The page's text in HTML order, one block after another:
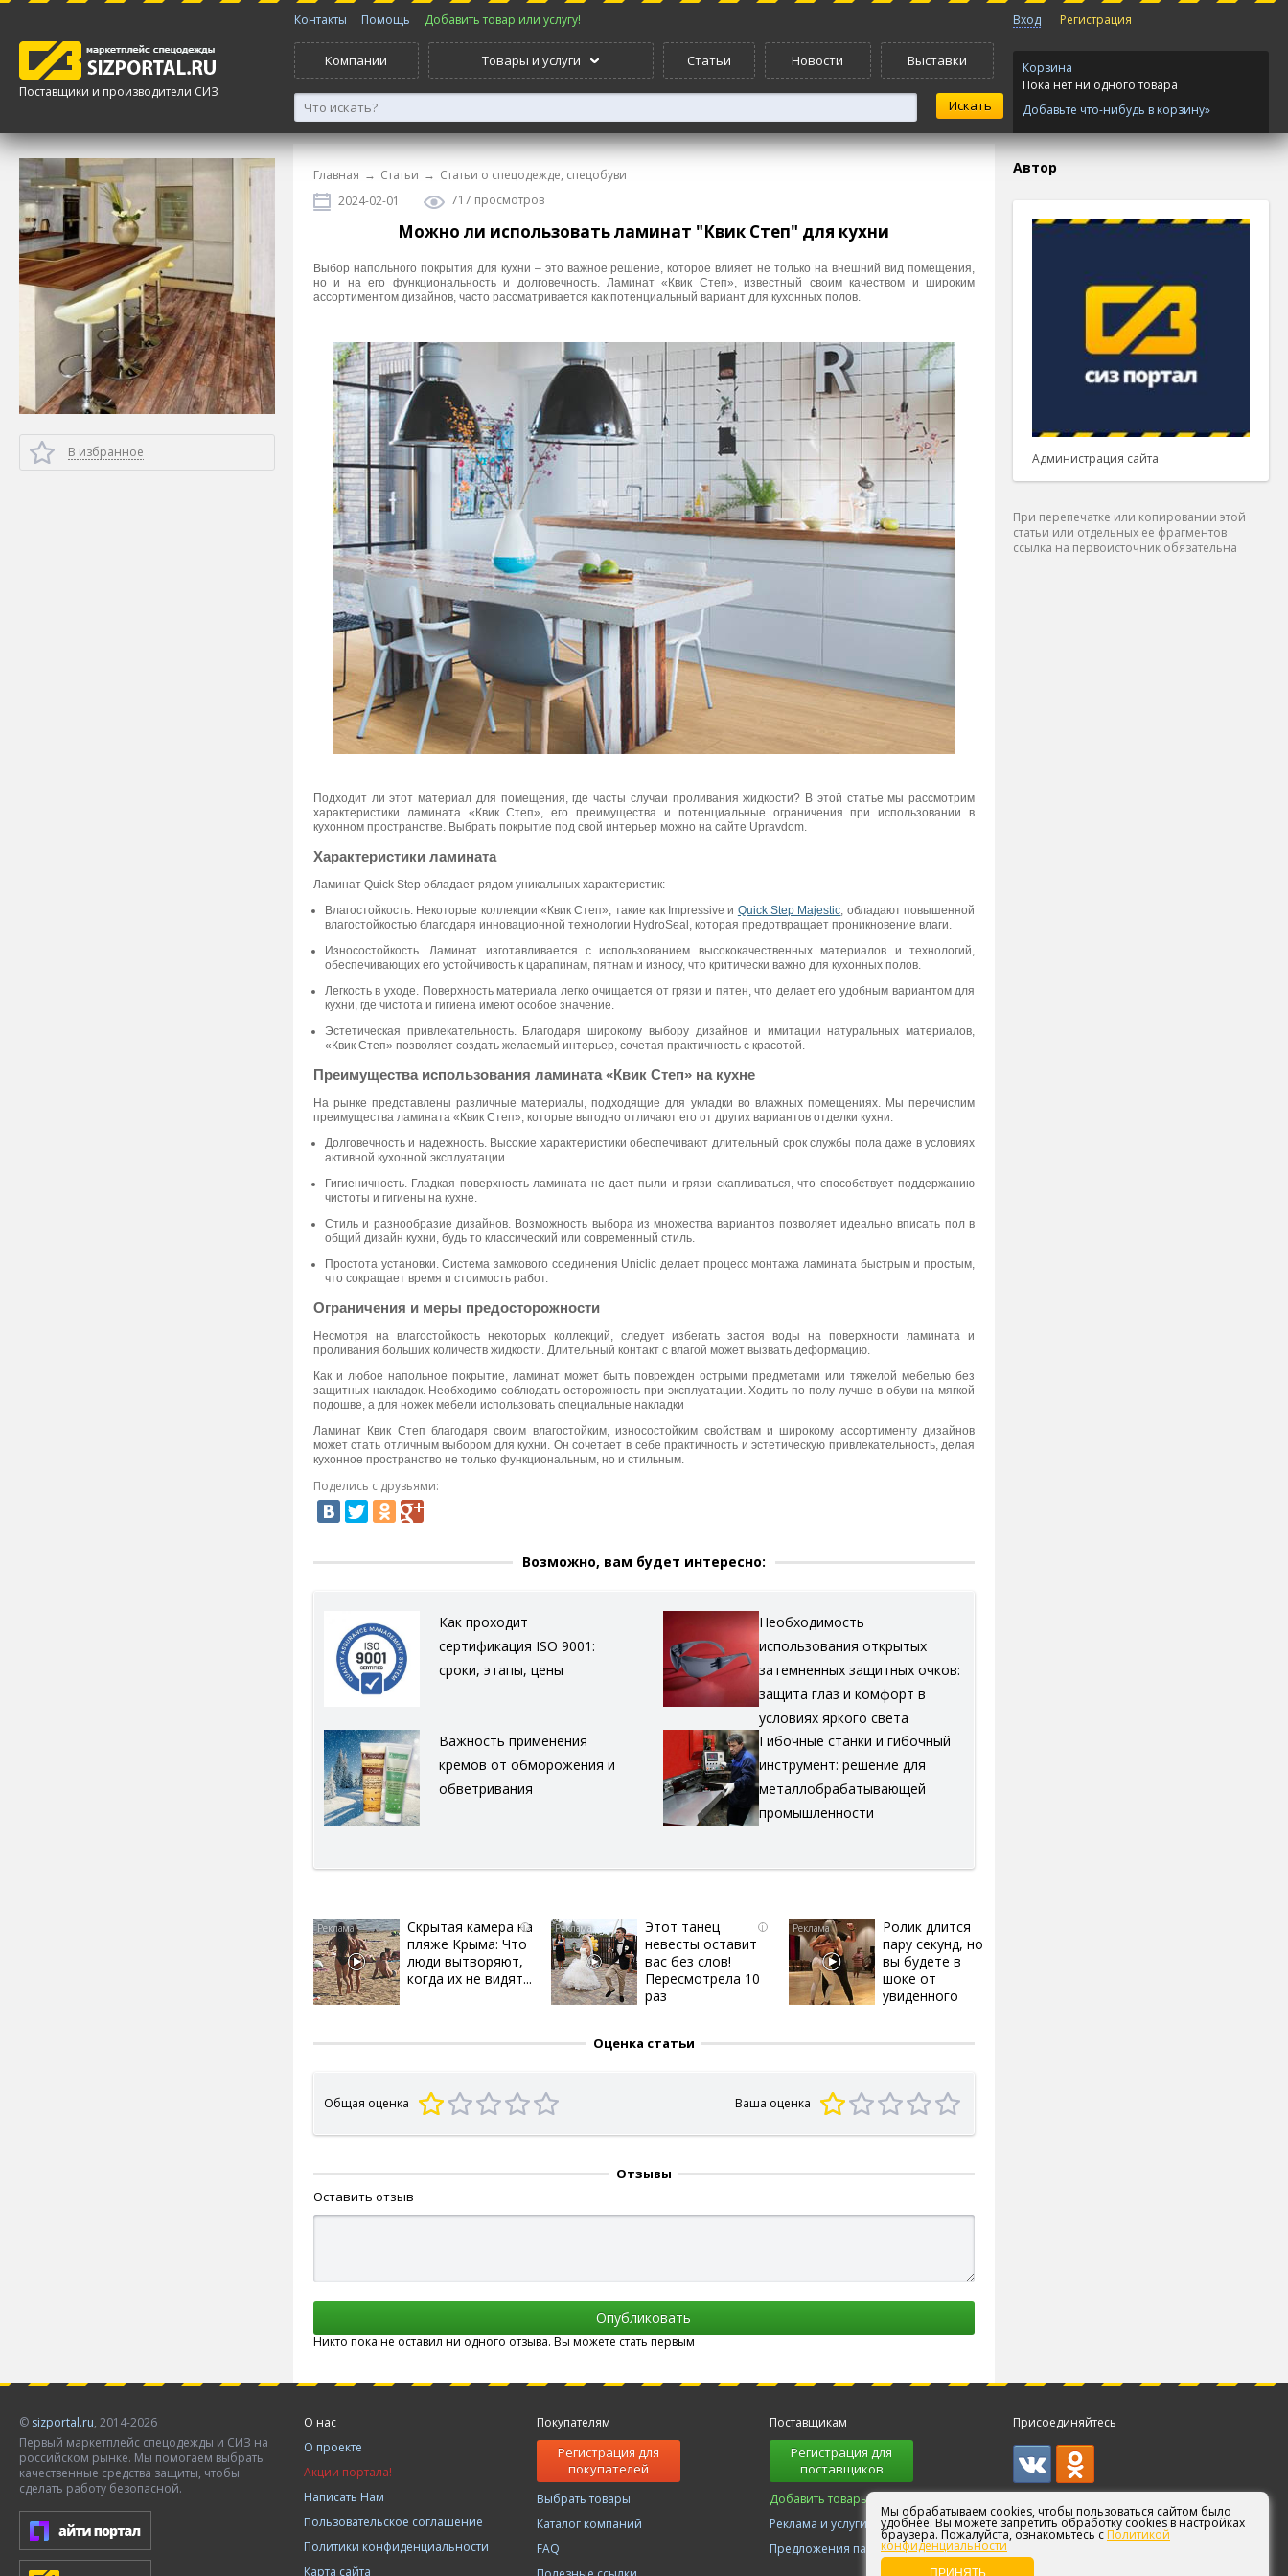
Поставщики и производители СИЗ
Контакты Помощь Добавить товар или услугу!
Компании Товары и услуги Статьи Новости Выставки
Вход Регистрация
Корзина
Пока нет ни одного товара
Добавьте что-нибудь в корзину»
В избранное
Главная → Статьи → Статьи о спецодежде, спецобуви
2024-02-01
717 просмотров
Можно ли использовать ламинат "Квик Степ" для кухни
Выбор напольного покрытия для кухни – это важное решение, которое влияет не только на внешний вид помещения,
но и на его функциональность и долговечность. Ламинат «Квик Степ», известный своим качеством и широким
ассортиментом дизайнов, часто рассматривается как потенциальный вариант для кухонных полов.
Подходит ли этот материал для помещения, где часты случаи проливания жидкости? В этой статье мы рассмотрим
характеристики ламината «Квик Степ», его преимущества и потенциальные ограничения при использовании в
кухонном пространстве. Выбрать покрытие под свой интерьер можно на сайте Upravdom.
Характеристики ламината
Ламинат Quick Step обладает рядом уникальных характеристик:
Влагостойкость. Некоторые коллекции «Квик Степ», такие как Impressive и Quick Step Majestic, обладают повышенной
влагостойкостью благодаря инновационной технологии HydroSeal, которая предотвращает проникновение влаги.
Износостойкость. Ламинат изготавливается с использованием высококачественных материалов и технологий,
обеспечивающих его устойчивость к царапинам, пятнам и износу, что критически важно для кухонных полов.
Легкость в уходе. Поверхность материала легко очищается от грязи и пятен, что делает его удобным вариантом для
кухни, где чистота и гигиена имеют особое значение.
Эстетическая привлекательность. Благодаря широкому выбору дизайнов и имитации натуральных материалов,
«Квик Степ» позволяет создать желаемый интерьер, сочетая практичность с красотой.
Преимущества использования ламината «Квик Степ» на кухне
На рынке представлены различные материалы, подходящие для укладки во влажных помещениях. Мы перечислим
преимущества ламината «Квик Степ», которые выгодно отличают его от других вариантов отделки кухни:
Долговечность и надежность. Высокие характеристики обеспечивают длительный срок службы пола даже в условиях
активной кухонной эксплуатации.
Гигиеничность. Гладкая поверхность ламината не дает пыли и грязи скапливаться, что способствует поддержанию
чистоты и гигиены на кухне.
Стиль и разнообразие дизайнов. Возможность выбора из множества вариантов позволяет идеально вписать пол в
общий дизайн кухни, будь то классический или современный стиль.
Простота установки. Система замкового соединения Uniclic делает процесс монтажа ламината быстрым и простым,
что сокращает время и стоимость работ.
Ограничения и меры предосторожности
Несмотря на влагостойкость некоторых коллекций, следует избегать застоя воды на поверхности ламината и
проливания больших количеств жидкости. Длительный контакт с влагой может вызвать деформацию.
Как и любое напольное покрытие, ламинат может быть поврежден острыми предметами или тяжелой мебелью без
защитных накладок. Необходимо соблюдать осторожность при эксплуатации. Ходить по полу лучше в обуви на мягкой
подошве, а для ножек мебели использовать специальные накладки
Ламинат Квик Степ благодаря своим влагостойким, износостойким свойствам и широкому ассортименту дизайнов
может стать отличным выбором для кухни. Он сочетает в себе практичность и эстетическую привлекательность, делая
кухонное пространство не только функциональным, но и стильным.
Поделись с друзьями:
Возможно, вам будет интересно:
Как проходит
сертификация ISO 9001:
сроки, этапы, цены
Необходимость
использования открытых
затемненных защитных очков:
защита глаз и комфорт в
условиях яркого света
Важность применения
кремов от обморожения и
обветривания
Гибочные станки и гибочный
инструмент: решение для
металлобрабатывающей
промышленности
i
Скрытая камера на
пляже Крыма: Что
люди вытворяют,
когда их не видят...
i
Этот танец
невесты оставит
вас без слов!
Пересмотрела 10
раз
Ролик длится
пару секунд, но
вы будете в
шоке от
увиденного
Оценка статьи
Общая оценка Ваша оценка
Отзывы
Оставить отзыв
Никто пока не оставил ни одного отзыва. Вы можете стать первым
Автор
Администрация сайта
При перепечатке или копировании этой
статьи или отдельных ее фрагментов
ссылка на первоисточник обязательна
© sizportal.ru, 2014-2026
Первый маркетплейс спецодежды и СИЗ на
российском рынке. Мы помогаем выбрать
качественные средства защиты, чтобы
сделать работу безопасной.
О нас
О проекте
Акции портала!
Написать Нам
Пользовательское соглашение
Политики конфиденциальности
Карта сайта
Покупателям
Регистрация для
покупателей
Выбрать товары
Каталог компаний
FAQ
Поставщикам
Регистрация для
поставщиков
Добавить товары!
Реклама и услуги
Предложения партнерам
Присоединяйтесь
Мы обрабатываем cookies, чтобы пользоваться сайтом было
удобнее. Вы можете запретить обработку cookies в настройках
браузера. Пожалуйста, ознакомьтесь с Политикой
конфиденциальности
ПРИНЯТЬ